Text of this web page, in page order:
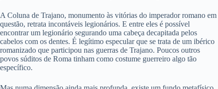
A Coluna de Trajano, monumento às vitórias do imperador romano em
questão, retrata incontáveis legionários. E entre eles é possível
encontrar um legionário segurando uma cabeça decapitada pelos
cabelos com os dentes. É legítimo especular que se trata de um ibérico
romanizado que participou nas guerras de Trajano. Poucos outros
povos súditos de Roma tinham como costume guerreiro algo tão
específico.